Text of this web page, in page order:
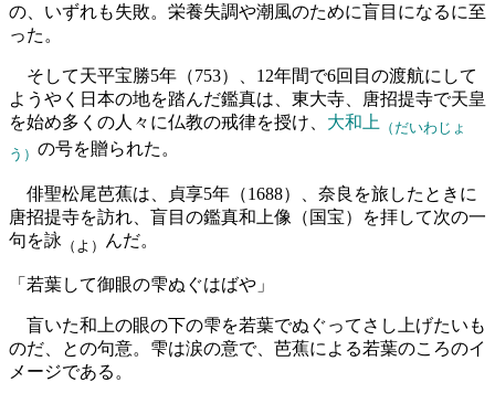
の、いずれも失敗。栄養失調や潮風のために盲目になるに至
った。
そして天平宝勝5年（753）、12年間で6回目の渡航にして
ようやく日本の地を踏んだ鑑真は、東大寺、唐招提寺で天皇
を始め多くの人々に仏教の戒律を授け、 大和上
（だいわじょ
う） の号を贈られた。
俳聖松尾芭蕉は、貞享5年（1688）、奈良を旅したときに
唐招提寺を訪れ、盲目の鑑真和上像（国宝）を拝して次の一
句を詠 （よ） んだ。
「若葉して御眼の雫ぬぐはばや」
盲いた和上の眼の下の雫を若葉でぬぐってさし上げたいも
のだ、との句意。雫は涙の意で、芭蕉による若葉のころのイ
メージである。